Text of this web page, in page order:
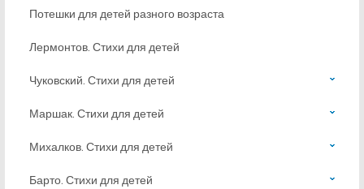
Потешки для детей разного возраста
Лермонтов. Стихи для детей
Чуковский. Стихи для детей
Маршак. Стихи для детей
Михалков. Стихи для детей
Барто. Стихи для детей